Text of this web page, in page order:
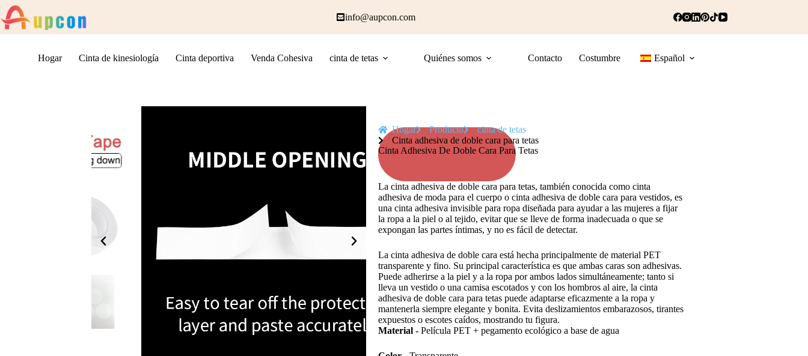
info@aupcon.com
Hogar Cinta de kinesiología Cinta deportiva Venda Cohesiva cinta de tetas Quiénes somos Contacto Costumbre Español
Hogar Producto
cinta de tetas
Cinta adhesiva de doble cara para tetas
Cinta Adhesiva De Doble Cara Para Tetas
La cinta adhesiva de doble cara para tetas, también conocida como cinta
adhesiva de moda para el cuerpo o cinta adhesiva de doble cara para vestidos, es
una cinta adhesiva invisible para ropa diseñada para ayudar a las mujeres a fijar
la ropa a la piel o al tejido, evitar que se lleve de forma inadecuada o que se
expongan las partes íntimas, y no es fácil de detectar.
La cinta adhesiva de doble cara está hecha principalmente de material PET
transparente y fino. Su principal característica es que ambas caras son adhesivas.
Puede adherirse a la piel y a la ropa por ambos lados simultáneamente; tanto si
lleva un vestido o una camisa escotados y con los hombros al aire, la cinta
adhesiva de doble cara para tetas puede adaptarse eficazmente a la ropa y
mantenerla siempre elegante y bonita. Evita deslizamientos embarazosos, tirantes
expuestos o escotes caídos, mostrando tu figura.
Material -Película PET + pegamento ecológico a base de agua